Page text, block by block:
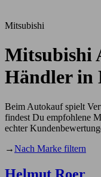
Mitsubishi
Mitsubishi
Händler in
Beim Autokauf spielt
findest Du empfohlene
echter
→Nach Marke filtern
Helmut Roer